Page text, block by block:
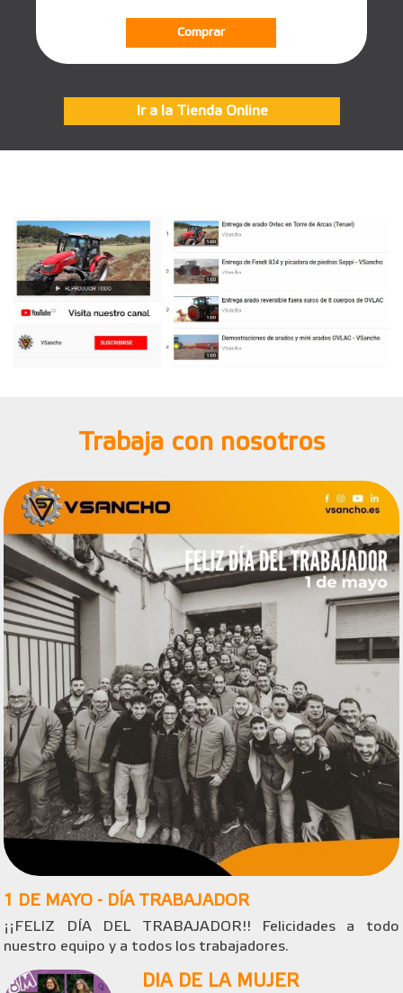
Comprar
Ir a la Tienda Online
Trabaja con nosotros
1 DE MAYO - DÍA TRABAJADOR
¡¡FELIZ DÍA DEL TRABAJADOR!! Felicidades a todo
nuestro equipo y a todos los trabajadores.
DIA DE LA MUJER